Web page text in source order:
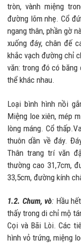
tròn, vành miệng
đường lõm nhẹ. Cổ
ngang thân, phần gờ
xuống đáy, chân đế
khắc vạch đường chỉ
văn: trong đó có
thể khác nhau.
Loại bình hình nồi
Miệng loe xiên, mép
lòng máng. Cổ
thuôn dần về đáy.
Thân trang trí văn
thường cao 31,7cm,
33,5cm, đường kính
1.2. Chum, vò: Hầu
thấy trong di chỉ mộ
Cọi và Bãi Lòi. Các
hình vỏ trứng, miệng